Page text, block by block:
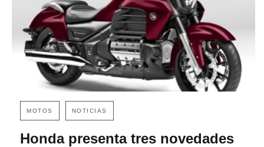
MOTOS NOTICIAS
Honda presenta tres novedades